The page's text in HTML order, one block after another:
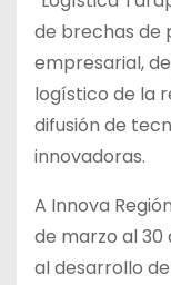
de brechas de
empresarial,
logístico de la
difusión de
innovadoras.
A Innova
de marzo al
al desarrollo